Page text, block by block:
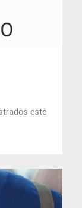
este